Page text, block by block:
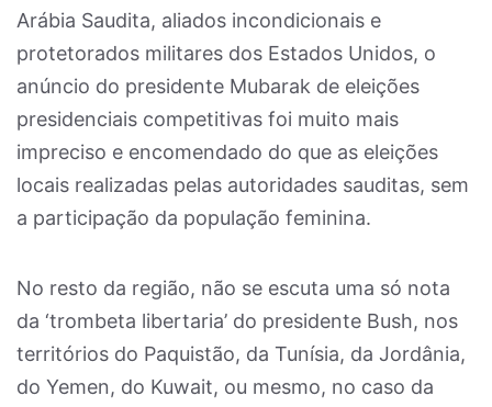
Arábia Saudita, aliados incondicionais e
protetorados militares dos Estados Unidos, o
anúncio do presidente Mubarak de eleições
presidenciais competitivas foi muito mais
impreciso e encomendado do que as eleições
locais realizadas pelas autoridades sauditas, sem
a participação da população feminina.
No resto da região, não se escuta uma só nota
da ‘trombeta libertaria’ do presidente Bush, nos
territórios do Paquistão, da Tunísia, da Jordânia,
do Yemen, do Kuwait, ou mesmo, no caso da